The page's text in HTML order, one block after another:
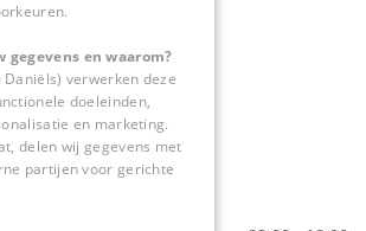
gegevens en waarom?
verwerken deze
doeleinden,
en marketing.
delen wij gegevens met
partijen voor gerichte